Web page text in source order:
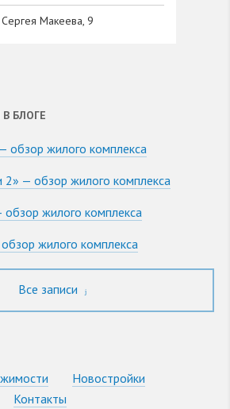
Макеева, 9
БЛОГЕ
обзор жилого комплекса
— обзор жилого комплекса
жилого комплекса
жилого комплекса
Все записи
Новостройки
Контакты